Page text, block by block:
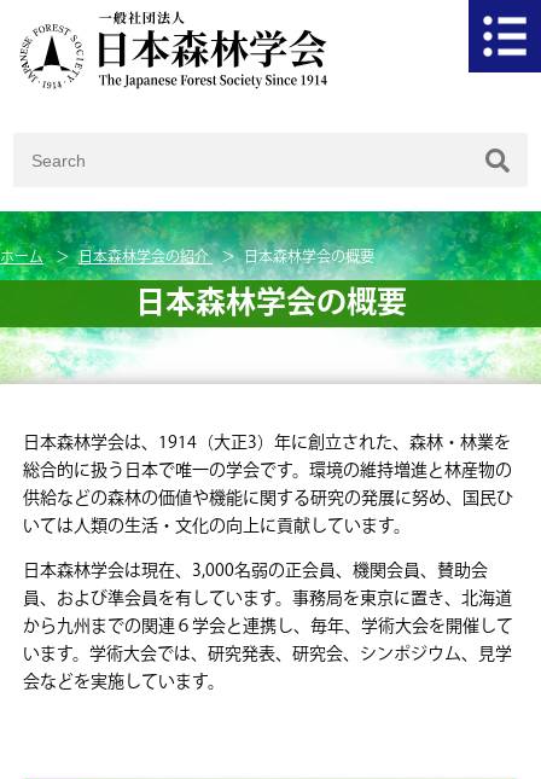
ホーム 日本森林学会の紹介 日本森林学会の概要
日本森林学会の概要
日本森林学会は、1914（大正3）年に創立された、森林・林業を
総合的に扱う日本で唯一の学会です。環境の維持増進と林産物の
供給などの森林の価値や機能に関する研究の発展に努め、国民ひ
いては人類の生活・文化の向上に貢献しています。
日本森林学会は現在、3,000名弱の正会員、機関会員、賛助会
員、および準会員を有しています。事務局を東京に置き、北海道
から九州までの関連６学会と連携し、毎年、学術大会を開催して
います。学術大会では、研究発表、研究会、シンポジウム、見学
会などを実施しています。